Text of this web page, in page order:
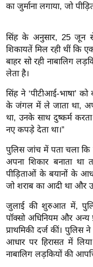
सा
ल
श
य
त
यं
ग
इं
डि
या
सा
हि
त्य
ज
ग
त
का जुर्माना लगाया, जो
सिंह के अनुसार, 25 जून
शिकायतें मिल रही थीं कि
बाहर सो रही नाबालिग
लेता है।
सिंह ने ‘पीटीआई-भाषा’
के जंगल में ले जाता था,
था, उनके साथ दुष्कर्म
नए कपड़े देता था।”
पुलिस जांच में पता चला कि
अपना शिकार बनाता
पीड़िताओं के बयानों के
जो शराब का आदी था और
जुलाई की शुरुआत में,
पॉक्सो अधिनियम और अन्य
प्राथमिकी दर्ज कीं।
आधार पर हिरासत में
नाबालिग लड़कियों की